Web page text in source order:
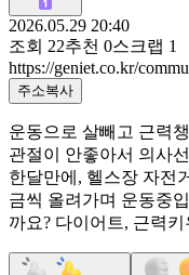
2026.05.29 20:40
조회 22추천 0스크랩 1
https://geniet.co.kr/
주소복사
운동으로 살빼고 근력
관절이 안좋아서 의사
한달만에, 헬스장 자전
금씩 올려가며 운동중
까요? 다이어트, 근력